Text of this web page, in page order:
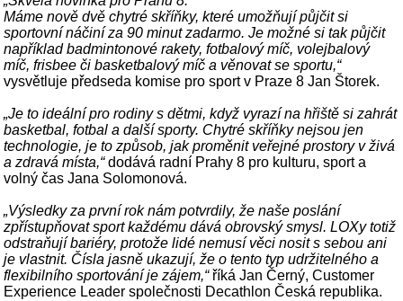
Máme nově dvě chytré skříňky, které umožňují půjčit si
sportovní náčiní za 90 minut zadarmo. Je možné si tak půjčit
například badmintonové rakety, fotbalový míč, volejbalový
míč, frisbee či basketbalový míč a věnovat se sportu,“
vysvětluje předseda komise pro sport v Praze 8 Jan Štorek.
„Je to ideální pro rodiny s dětmi, když vyrazí na hřiště si zahrát
basketbal, fotbal a další sporty. Chytré skříňky nejsou jen
technologie, je to způsob, jak proměnit veřejné prostory v živá
a zdravá místa,“dodává radní Prahy 8 pro kulturu, sport a
volný čas Jana Solomonová.
„Výsledky za první rok nám potvrdily, že naše poslání
zpřístupňovat sport každému dává obrovský smysl. LOXy totiž
odstraňují bariéry, protože lidé nemusí věci nosit s sebou ani
je vlastnit. Čísla jasně ukazují, že o tento typ udržitelného a
flexibilního sportování je zájem,“ říká Jan Černý, Customer
Experience Leader společnosti Decathlon Česká republika.